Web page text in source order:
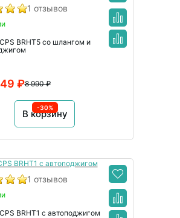
1 отзывов
BRHT5 со шлангом и
8 990 ₽
₽
В корзину
-30%
1 отзывов
BRHT1 с автоподжигом